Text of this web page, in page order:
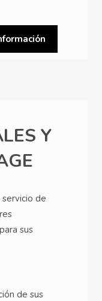
Y
de
sus
de sus